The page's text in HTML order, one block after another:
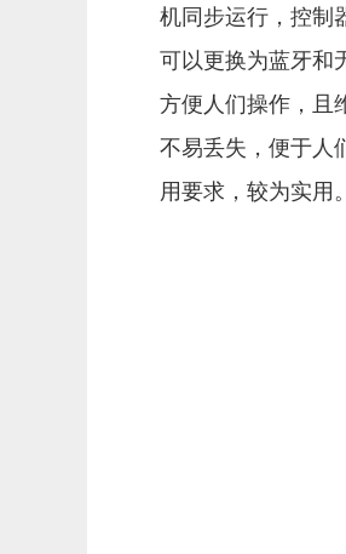
机同步运行，控制
可以更换为蓝牙和
方便人们操作，且
不易丢失，便于人
用要求，较为实用。